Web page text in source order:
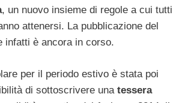
, un nuovo insieme di regole a cui tutti
attenersi. La pubblicazione del
infatti è ancora in corso.
per il periodo estivo è stata poi
di sottoscrivere una tessera